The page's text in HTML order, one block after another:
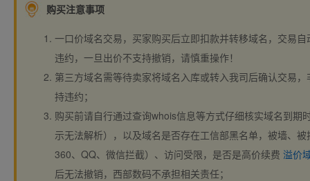
购买注意事项
一口价域名交易，买家购买后立即扣款并转移域名，交易
违约，一旦出价不支持撤销，请慎重操作！
第三方域名需等待卖家将域名入库或转入我司后确认交易
持违约；
购买前请自行通过查询whois信息等方式仔细核实域名到期
示无法解析），以及域名是否存在工信部黑名单，被墙、
360、QQ、微信拦截）、访问受限，是否是高价续费 溢价
后无法撤销，西部数码不承担相关责任；